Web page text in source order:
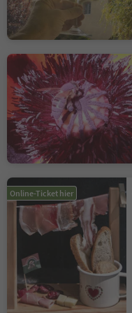
Online-Ticket hier